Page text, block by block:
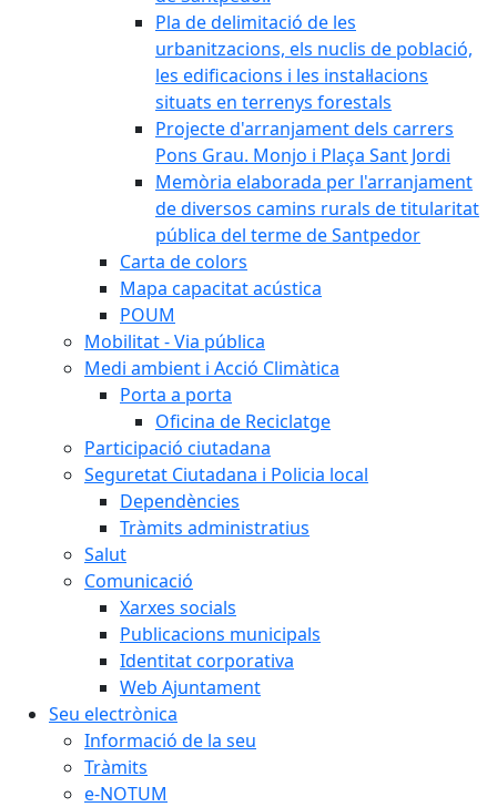
Pla de delimitació de les
urbanitzacions, els nuclis de població,
les edificacions i les instal·lacions
situats en terrenys forestals
Projecte d'arranjament dels carrers
Pons Grau. Monjo i Plaça Sant Jordi
Memòria elaborada per l'arranjament
de diversos camins rurals de titularitat
pública del terme de Santpedor
Carta de colors
Mapa capacitat acústica
POUM
Mobilitat - Via pública
Medi ambient i Acció Climàtica
Porta a porta
Oficina de Reciclatge
Participació ciutadana
Seguretat Ciutadana i Policia local
Dependències
Tràmits administratius
Salut
Comunicació
Xarxes socials
Publicacions municipals
Identitat corporativa
Web Ajuntament
Seu electrònica
Informació de la seu
Tràmits
e-NOTUM